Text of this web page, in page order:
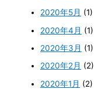
2020年5月 (1)
2020年4月 (1)
2020年3月 (1)
2020年2月 (2)
2020年1月 (2)